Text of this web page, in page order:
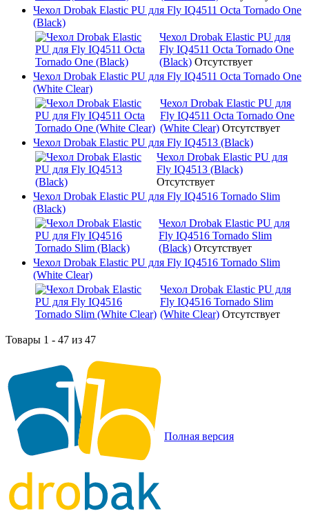
Чехол Drobak Elastic PU для Fly IQ4511 Octa Tornado One
(Black)
Чехол Drobak Elastic PU для
Fly IQ4511 Octa Tornado One
(Black) Отсутствует
Чехол Drobak Elastic PU для Fly IQ4511 Octa Tornado One
(White Clear)
Чехол Drobak Elastic PU для
Fly IQ4511 Octa Tornado One
(White Clear) Отсутствует
Чехол Drobak Elastic PU для Fly IQ4513 (Black)
Чехол Drobak Elastic PU для
Fly IQ4513 (Black)
Отсутствует
Чехол Drobak Elastic PU для Fly IQ4516 Tornado Slim
(Black)
Чехол Drobak Elastic PU для
Fly IQ4516 Tornado Slim
(Black) Отсутствует
Чехол Drobak Elastic PU для Fly IQ4516 Tornado Slim
(White Clear)
Чехол Drobak Elastic PU для
Fly IQ4516 Tornado Slim
(White Clear) Отсутствует
Товары 1 - 47 из 47
Полная версия